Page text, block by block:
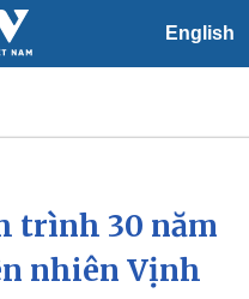
English
Xã hội
Tin 24h
Dự báo thời tiết
trình 30 năm
nhiên Vịnh